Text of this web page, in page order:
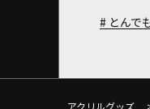
とんで
アクリルグッズ